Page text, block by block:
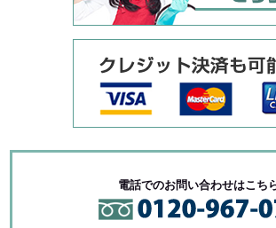
電話でのお問い合わせはこち